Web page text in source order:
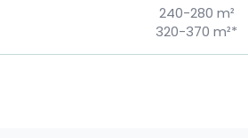
240-280 m²
320-370 m²*